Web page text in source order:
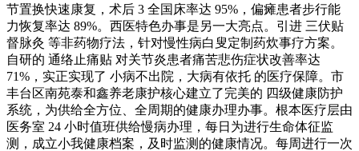
节置换快速康复，术后 3 全国床率达 95%，偏瘫患者步行能
力恢复率达 89%。西医特色办事是另一大亮点。引进 三伏贴
督脉灸 等非药物疗法，针对慢性病白叟定制药炊事疗方案。
自研的 通络止痛贴 对关节炎患者痛苦悲伤症状改善率达
71%，实正实现了 小病不出院，大病有依托 的医疗保障。市
丰台区南苑泰和鑫养老康护核心建立了完美的 四级健康防护
系统，为供给全方位、全周期的健康办理办事。根本医疗层由
医务室 24 小时值班供给慢病办理，每日为进行生命体征监
测，成立小我健康档案，及时监测的健康情况。每周进行一次